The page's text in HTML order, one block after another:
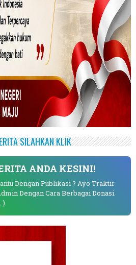
SILAHKAN KLIK
ANDA KESINI!
Dengan Publikasi ? Ayo Traktir
Dengan Cara Berbagai Donasi.